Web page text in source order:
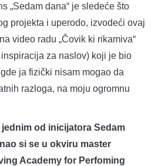
„Sedam dana“ je sledeće što
projekta i uperodo, izvodeći ovaj
video radu „Čovik ki rikamiva“
za naslov) koji je bio
gde ja fizički nisam mogao da
razloga, na moju ogromnu
od inicijatora Sedam
si se u okviru master
Academy for Perfoming